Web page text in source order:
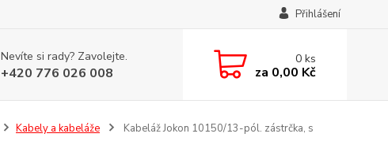
Přihlášení
Nevíte si rady? Zavolejte.
+420 776 026 008
0ks
za 0,00 Kč
Kabely a kabeláže
Kabeláž Jokon 10150/13-pól. zástrčka, s